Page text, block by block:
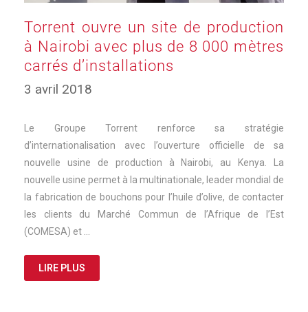
Torrent ouvre un site de production
à Nairobi avec plus de 8 000 mètres
carrés d’installations
3 avril 2018
Le Groupe Torrent renforce sa stratégie
d’internationalisation avec l’ouverture officielle de sa
nouvelle usine de production à Nairobi, au Kenya. La
nouvelle usine permet à la multinationale, leader mondial de
la fabrication de bouchons pour l’huile d’olive, de contacter
les clients du Marché Commun de l’Afrique de l’Est
(COMESA) et …
LIRE PLUS